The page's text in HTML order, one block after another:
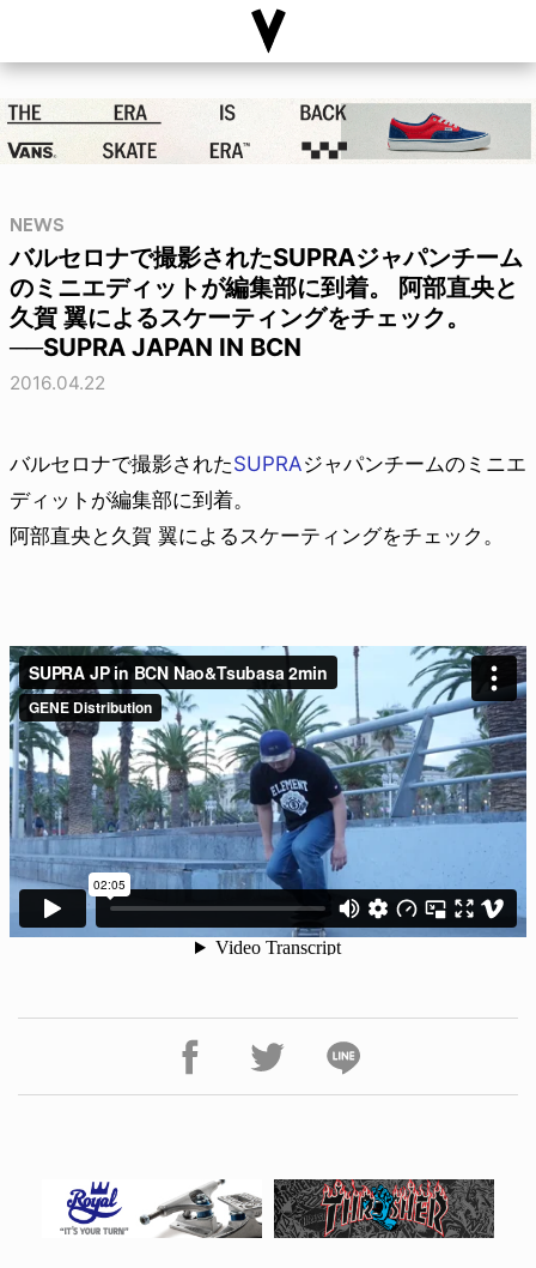
NEWS
バルセロナで撮影されたSUPRAジャパンチーム
のミニエディットが編集部に到着。 阿部直央と
久賀 翼によるスケーティングをチェック。
──SUPRA JAPAN IN BCN
2016.04.22
バルセロナで撮影されたSUPRAジャパンチームのミニエ
ディットが編集部に到着。
阿部直央と久賀 翼によるスケーティングをチェック。